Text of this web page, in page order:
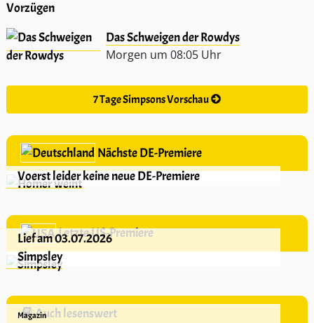
Das Schweigen der Rowdys
Morgen um 08:05 Uhr
7 Tage Simpsons Vorschau
Nächste DE-Premiere
Voerst leider keine neue DE-Premiere
Letzte US-Premiere
Lief am 03.07.2026
Simpsley
Auch lesenswert
Magazin